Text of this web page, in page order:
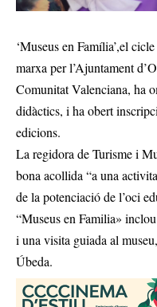
‘Museus en Família’,el
marxa per l’Ajuntament
Comunitat Valenciana, ha
didàctics, i ha obert
edicions.
La regidora de Turisme i
bona acollida “a una
de la potenciació de l’oci
“Museus en Familia»
i una visita guiada al
Úbeda.